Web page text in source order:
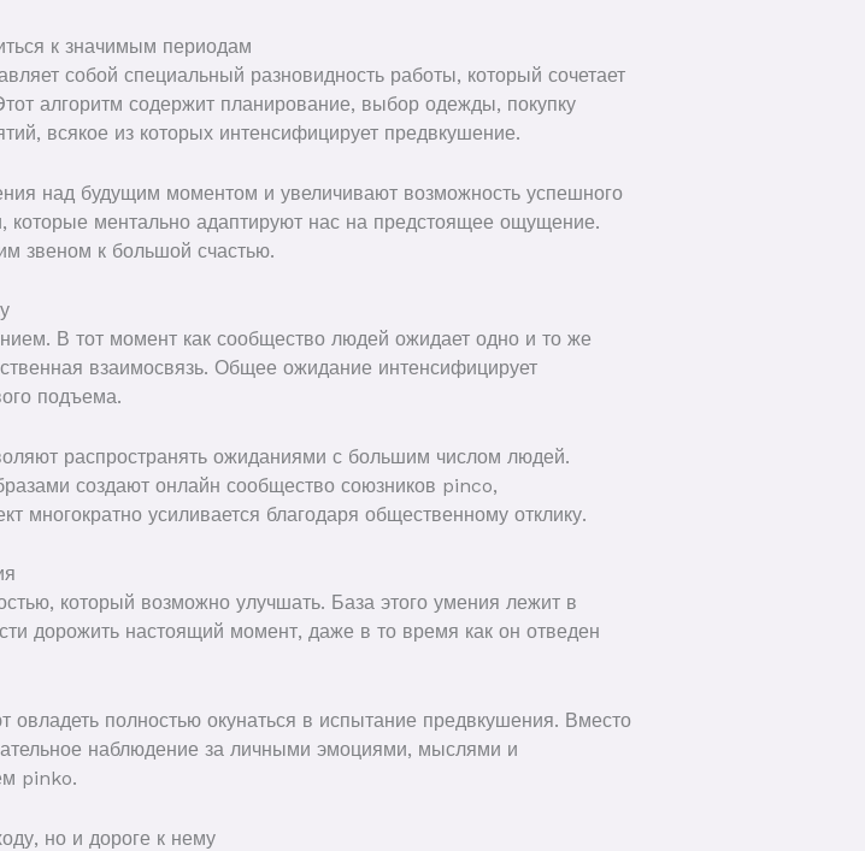
к значимым периодам
собой специальный разновидность работы, который сочетает
алгоритм содержит планирование, выбор одежды, покупку
всякое из которых интенсифицирует предвкушение.
над будущим моментом и увеличивают возможность успешного
ментально адаптируют нас на предстоящее ощущение.
звеном к большой счастью.
В тот момент как сообщество людей ожидает одно и то же
взаимосвязь. Общее ожидание интенсифицирует
подъема.
распространять ожиданиями с большим числом людей.
создают онлайн сообщество союзников pinco,
усиливается благодаря общественному отклику.
который возможно улучшать. База этого умения лежит в
дорожить настоящий момент, даже в то время как он отведен
полностью окунаться в испытание предвкушения. Вместо
наблюдение за личными эмоциями, мыслями и
pinko.
но и дороге к нему